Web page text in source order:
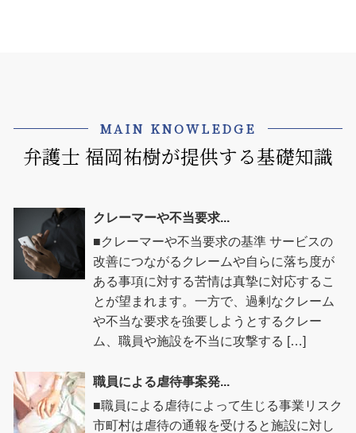
MAIN KNOWLEDGE
弁護士 福岡祐樹が提供する基礎知識
クレーマーや不当要求...
■クレーマーや不当要求の基準 サービスの
改善につながるクレームや自らに落ち度が
ある事項に対する苦情は真摯に対応するこ
とが望まれます。一方で、過剰なクレーム
や不当な要求を強要しようとするクレー
ム、職員や施設を不当に攻撃する […]
職員による虐待事案発...
■職員による虐待によって生じる事業リスク
市町村は虐待の通報を受けると施設に対し